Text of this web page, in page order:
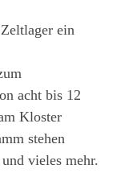
ein
acht bis 12
Kloster
stehen
vieles mehr.